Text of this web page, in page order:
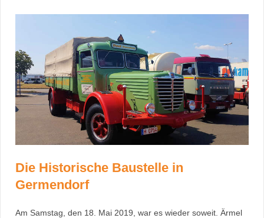
Die Historische Baustelle in
Germendorf
Am Samstag, den 18. Mai 2019, war es wieder soweit. Ärmel